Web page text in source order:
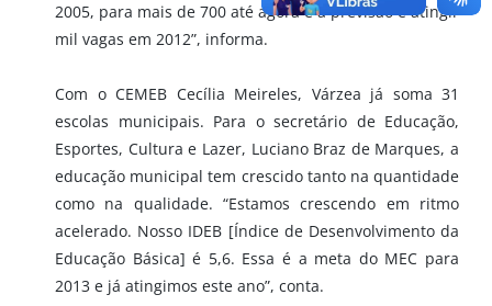
2005, para mais de 700 até agora e a previsão é atingir
mil vagas em 2012”, informa.
Com o CEMEB Cecília Meireles, Várzea já soma 31
escolas municipais. Para o secretário de Educação,
Esportes, Cultura e Lazer, Luciano Braz de Marques, a
educação municipal tem crescido tanto na quantidade
como na qualidade. “Estamos crescendo em ritmo
acelerado. Nosso IDEB [Índice de Desenvolvimento da
Educação Básica] é 5,6. Essa é a meta do MEC para
2013 e já atingimos este ano”, conta.